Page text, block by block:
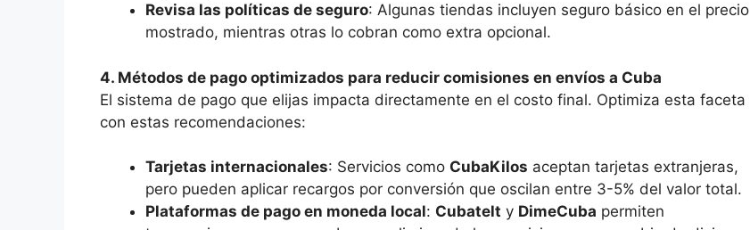
Revisa las políticas de seguro: Algunas tiendas incluyen seguro básico en el precio
mostrado, mientras otras lo cobran como extra opcional.
4. Métodos de pago optimizados para reducir comisiones en envíos a Cuba
El sistema de pago que elijas impacta directamente en el costo final. Optimiza esta faceta
con estas recomendaciones:
Tarjetas internacionales: Servicios como CubaKilos aceptan tarjetas extranjeras,
pero pueden aplicar recargos por conversión que oscilan entre 3-5% del valor total.
Plataformas de pago en moneda local: Cubatelt y DimeCuba permiten